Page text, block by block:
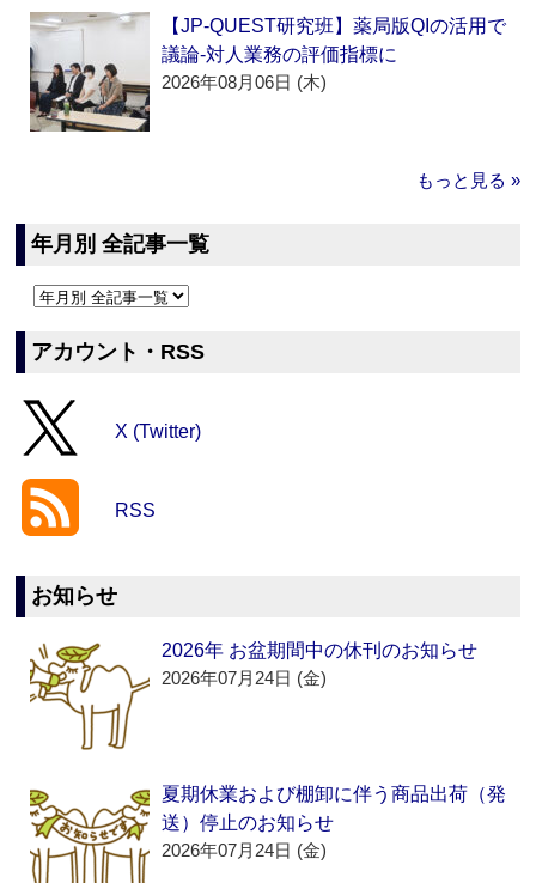
【JP-QUEST研究班】薬局版QIの活用で
議論‐対人業務の評価指標に
2026年08月06日 (木)
もっと見る »
年月別 全記事一覧
アカウント・RSS
X (Twitter)
RSS
お知らせ
2026年 お盆期間中の休刊のお知らせ
2026年07月24日 (金)
夏期休業および棚卸に伴う商品出荷（発
送）停止のお知らせ
2026年07月24日 (金)